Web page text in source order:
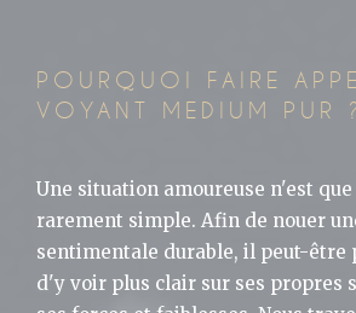
POURQUOI FAIRE
VOYANT MEDIUM PUR ?
Une situation amoureuse n'est
rarement simple. Afin de nouer
sentimentale durable, il peut-
d'y voir plus clair sur ses propres